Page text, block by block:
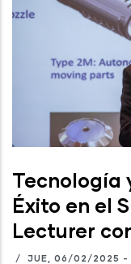
Tecnología
Éxito en el
Lecturer
/ JUE, 06/02/2025 -